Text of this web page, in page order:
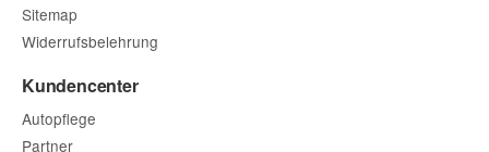
Sitemap
Widerrufsbelehrung
Kundencenter
Autopflege
Partner